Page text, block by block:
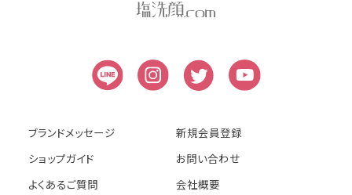
1. 当社は、会員の了承を得ることなく本規約
2. 前項の変更については、当サイト上に1ヵ
月間表示した時点で、全ての会員が了承した
会員のみなさまへの通知
1. 本規約の変更のケース以外に当社が必要
ブランドメッセージ
新規会員登録
ショップガイド
お問い合わせ
よくあるご質問
会社概要